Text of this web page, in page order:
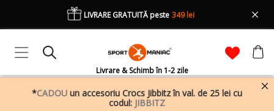
Livrare & Schimb în 1-2 zile
LIVRARE GRATUITĂ peste 349 lei
*CADOU un accesoriu Crocs Jibbitz în val. de 25 lei cu
codul: JIBBITZ